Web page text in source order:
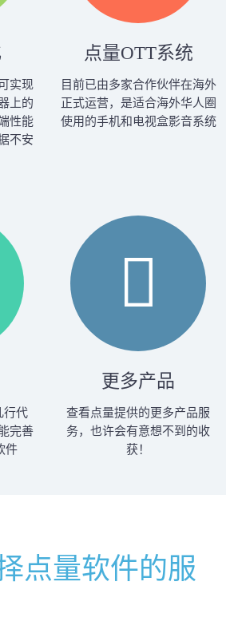
实现
上的
性能
不安
点量OTT系统
目前已由多家合作伙伴在海外
正式运营，是适合海外华人圈
使用的手机和电视盒影音系统
行代
完善
件

更多产品
查看点量提供的更多产品服
务，也许会有意想不到的收
获！
点量软件的服